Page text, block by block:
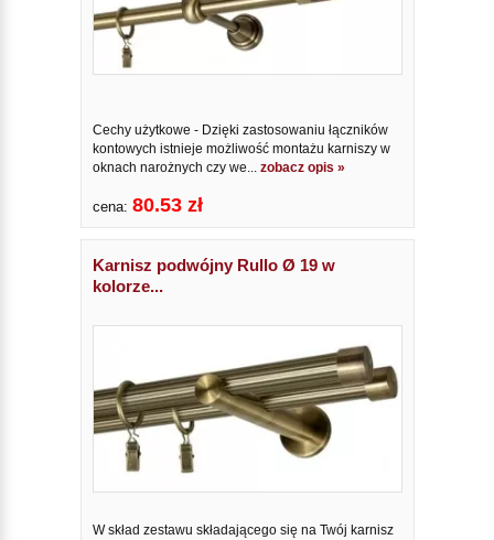
Cechy użytkowe - Dzięki zastosowaniu łączników
kontowych istnieje możliwość montażu karniszy w
oknach narożnych czy we... zobacz opis »
cena: 80.53 zł
Karnisz podwójny Rullo Ø 19 w
kolorze...
W skład zestawu składającego się na Twój karnisz